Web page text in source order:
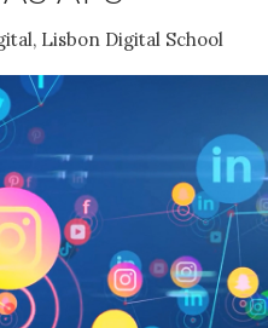
Lisbon Digital School